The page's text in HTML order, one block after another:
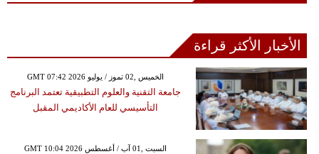
الأخبار الأكثر قراءة
GMT 07:42 2026 الخميس ,02 تموز / يوليو
جامعة التقنية والعلوم التطبيقية تعتمد البرنامج
التأسيسي للعام الأكاديمي المقبل
GMT 10:04 2026 السبت ,01 آب / أغسطس